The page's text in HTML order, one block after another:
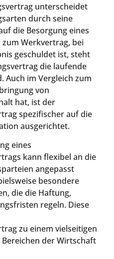
unterscheidet
durch seine
die Besorgung eines
zum Werkvertrag, bei
geschuldet ist, steht
die laufende
Auch im Vergleich zum
von
hat, ist der
spezifischer auf die
ausgerichtet.
eines
kann flexibel an die
angepasst
besondere
die die Haftung,
regeln. Diese
zu einem vielseitigen
der Wirtschaft